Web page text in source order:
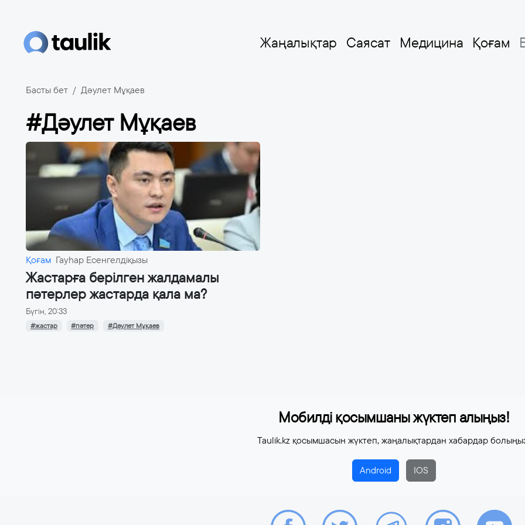
Жаңалықтар Саясат Медицина Қоғам
Басты бет Дәулет Мұқаев
#Дәулет Мұқаев
Қоғам Гауһар Есенгелдіқызы
Жастарға берілген жалдамалы
пәтерлер жастарда қала ма?
Бүгін, 20:33
#жастар #пәтер #Дәулет Мұқаев
Мобилді қосымшаны жүктеп алыңыз!
Taulik.kz қосымшасын жүктеп, жаңалықтардан хабардар
Android IOS